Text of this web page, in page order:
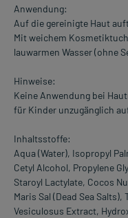
Anwendung:
Auf die gereinigte Haut
Mit weichem
lauwarmen Wasser (ohne
Hinweise:
Keine Anwendung bei
für Kinder unzugänglich
Inhaltsstoffe:
Aqua (Water), Isopropyl
Cetyl Alcohol, Propylene
Staroyl Lactylate, Cocos
Maris Sal (Dead Sea
Vesiculosus Extract,